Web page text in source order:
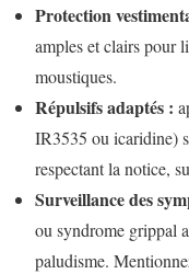
Protection
amples et clairs pour
moustiques.
Répulsifs adaptés :
IR3535 ou icaridine)
respectant la notice,
Surveillance des
ou syndrome grippal
paludisme.